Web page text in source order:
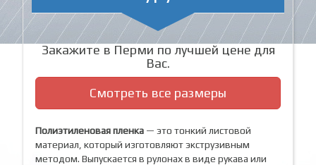
Закажите в Перми по лучшей цене для
Вас.
Смотреть все размеры
Полиэтиленовая пленка — это тонкий листовой
материал, который изготовляют экструзивным
методом. Выпускается в рулонах в виде рукава или